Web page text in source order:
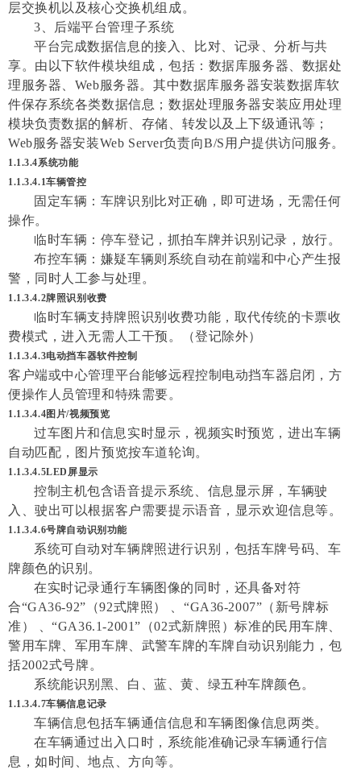
层交换机以及核心交换机组成。
3、后端平台管理子系统
平台完成数据信息的接入、比对、记录、分析与共
享。由以下软件模块组成，包括：数据库服务器、数据处
理服务器、Web服务器。其中数据库服务器安装数据库软
件保存系统各类数据信息；数据处理服务器安装应用处理
模块负责数据的解析、存储、转发以及上下级通讯等；
Web服务器安装Web Server负责向B/S用户提供访问服务。
1.1.3.4系统功能
1.1.3.4.1车辆管控
固定车辆：车牌识别比对正确，即可进场，无需任何
操作。
临时车辆：停车登记，抓拍车牌并识别记录，放行。
布控车辆：嫌疑车辆则系统自动在前端和中心产生报
警，同时人工参与处理。
1.1.3.4.2牌照识别收费
临时车辆支持牌照识别收费功能，取代传统的卡票收
费模式，进入无需人工干预。（登记除外）
1.1.3.4.3电动挡车器软件控制
客户端或中心管理平台能够远程控制电动挡车器启闭，方
便操作人员管理和特殊需要。
1.1.3.4.4图片/视频预览
过车图片和信息实时显示，视频实时预览，进出车辆
自动匹配，图片预览按车道轮询。
1.1.3.4.5LED屏显示
控制主机包含语音提示系统、信息显示屏，车辆驶
入、驶出可以根据客户需要提示语音，显示欢迎信息等。
1.1.3.4.6号牌自动识别功能
系统可自动对车辆牌照进行识别，包括车牌号码、车
牌颜色的识别。
在实时记录通行车辆图像的同时，还具备对符
合“GA36-92”（92式牌照） 、“GA36-2007”（新号牌标
准） 、“GA36.1-2001”（02式新牌照）标准的民用车牌、
警用车牌、军用车牌、武警车牌的车牌自动识别能力，包
括2002式号牌。
系统能识别黑、白、蓝、黄、绿五种车牌颜色。
1.1.3.4.7车辆信息记录
车辆信息包括车辆通信信息和车辆图像信息两类。
在车辆通过出入口时，系统能准确记录车辆通行信
息，如时间、地点、方向等。